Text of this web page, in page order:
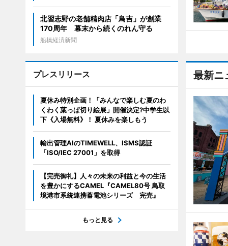
最新ニ
北習志野の老舗精肉店「鳥吉」が創業
170周年 幕末から続くのれん守る
船橋経済新聞
プレスリリース
夏休み特別企画！「みんなで楽しむ夏のわ
くわく葉っぱ切り絵展」開催決定?中学生以
下《入場無料》！ 夏休みを楽しもう
輸出管理AIのTIMEWELL、ISMS認証
「ISO/IEC 27001」を取得
【完売御礼】人々の未来の利益と今の生活
を豊かにするCAMEL『CAMEL80号 鳥取
境港市系統連携蓄電池シリーズ 完売』
もっと見る